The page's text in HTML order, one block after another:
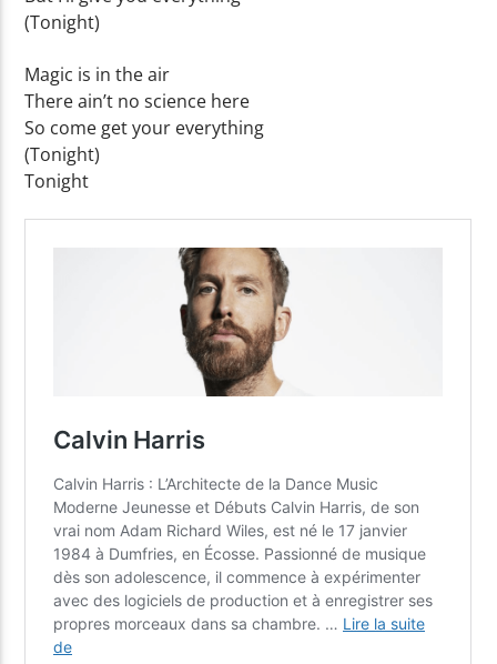
(Tonight)
Magic is in the air
There ain’t no science here
So come get your everything
(Tonight)
Tonight